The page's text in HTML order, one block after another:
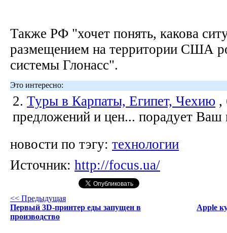
Также РФ "хочет понять, какова
размещением на территории США
системы Глонасс".
Это интересно:
2. Туры в Карпаты, Египет, Чехию ,
предложений и цен... порадует Ваш
новости по тэгу: технологии
Источник: http://focus.ua/
<< Предыдущая
Первый 3D-принтер еды запущен в
производство
Apple